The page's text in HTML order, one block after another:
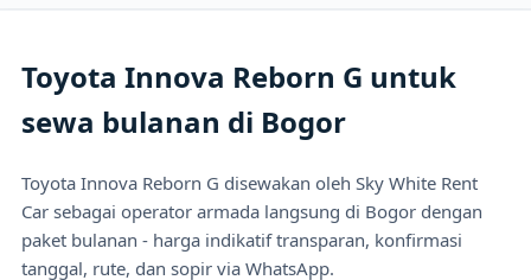
Toyota Innova Reborn G untuk
sewa bulanan di Bogor
Toyota Innova Reborn G disewakan oleh Sky White Rent
Car sebagai operator armada langsung di Bogor dengan
paket bulanan - harga indikatif transparan, konfirmasi
tanggal, rute, dan sopir via WhatsApp.